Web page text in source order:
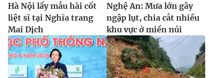
Hà Nội lấy mẫu hài cốt
liệt sĩ tại Nghĩa trang
Mai Dịch
Nghệ An: Mưa lớn gây
ngập lụt, chia cắt nhiều
khu vực ở miền núi